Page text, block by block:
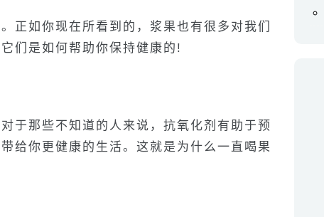
正如你现在所看到的，浆果也有很多对我们
们是如何帮助你保持健康的!
于那些不知道的人来说，抗氧化剂有助于预
给你更健康的生活。这就是为什么一直喝果